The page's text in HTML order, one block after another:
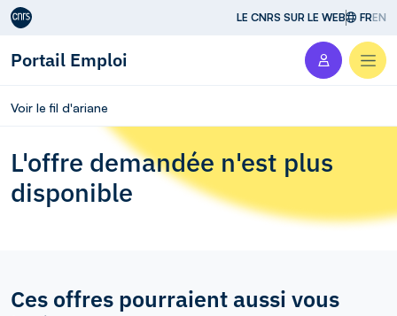
Aller au contenu LE CNRS SUR LE WEB FREN
Portail Emploi
Voir le fil d'ariane
L'offre demandée n'est plus
disponible
Ces offres pourraient aussi vous